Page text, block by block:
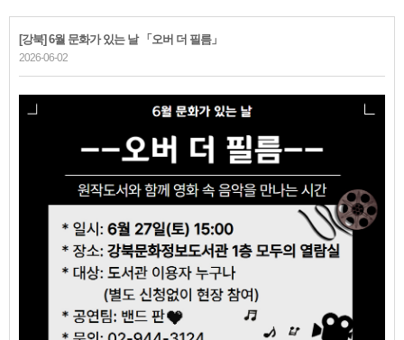
[강북] 6월 문화가 있는 날 「오버 더 필름」
2026-06-02